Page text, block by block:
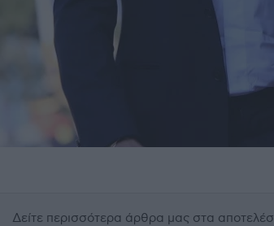
Δείτε περισσότερα άρθρα μας στα